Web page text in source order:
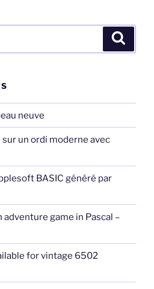
neuve
un ordi moderne avec
BASIC généré par
game in Pascal –
for vintage 6502